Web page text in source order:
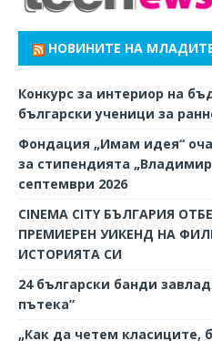
НОВИНИТЕ НА
Конкурс за интериор на
български ученици за
Фондация „Имам идея“
за стипендията
септември 2026
CINEMA CITY БЪЛГАРИЯ
ПРЕМИЕРЕН УИКЕНД НА
ИСТОРИЯТА СИ
24 български банди
пътека”
„Как да четем класиците,